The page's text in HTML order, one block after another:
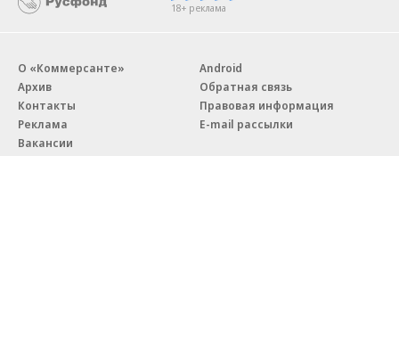
18+ реклама
О «Коммерсанте»
Архив
Контакты
Реклама
Вакансии
Android
Обратная связь
Правовая информация
E-mail рассылки